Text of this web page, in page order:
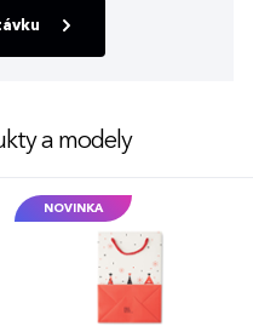
a modely
NOVINKA